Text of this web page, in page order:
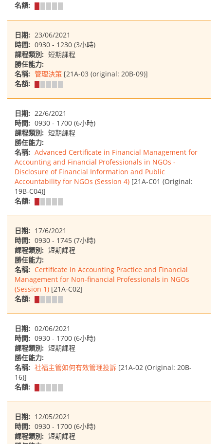
名額:
日期: 23/06/2021
時間: 0930 - 1230 (3小時)
課程類別: 短期課程
勝任能力:
名稱: 管理決策 [21A-03 (original: 20B-09)]
名額:
日期: 22/6/2021
時間: 0930 - 1700 (6小時)
課程類別: 短期課程
勝任能力:
名稱: Advanced Certificate in Financial Management for
Accounting and Financial Professionals in NGOs -
Disclosure of Financial Information and Public
Accountability for NGOs (Session 4) [21A-C01 (Original:
19B-C04)]
名額:
日期: 17/6/2021
時間: 0930 - 1745 (7小時)
課程類別: 短期課程
勝任能力:
名稱: Certificate in Accounting Practice and Financial
Management for Non-financial Professionals in NGOs
(Session 1) [21A-C02]
名額:
日期: 02/06/2021
時間: 0930 - 1700 (6小時)
課程類別: 短期課程
勝任能力:
名稱: 社福主管如何有效管理投訴 [21A-02 (Original: 20B-
16)]
名額:
日期: 12/05/2021
時間: 0930 - 1700 (6小時)
課程類別: 短期課程